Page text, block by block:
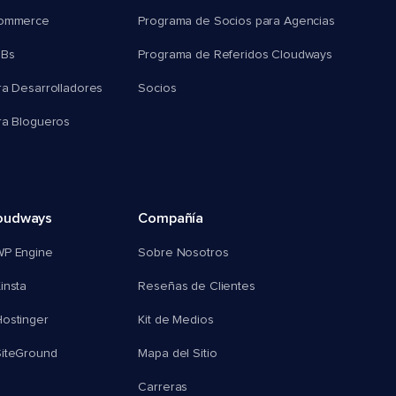
Desarrolladores
Blogueros
Programa de Socios para Agencias
Programa de Referidos Cloudways
Socios
Engine
Compañía
Sobre Nosotros
Reseñas de Clientes
Kit de Medios
Mapa del Sitio
Carreras